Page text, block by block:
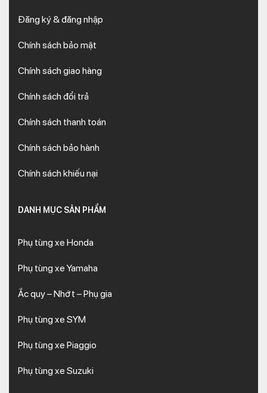
Đăng ký & đăng nhập
Chính sách bảo mật
Chính sách giao hàng
Chính sách đổi trả
Chính sách thanh toán
Chính sách bảo hành
Chính sách khiếu nại
DANH MỤC SẢN PHẨM
Phụ tùng xe Honda
Phụ tùng xe Yamaha
Ắc quy – Nhớt – Phụ gia
Phụ tùng xe SYM
Phụ tùng xe Piaggio
Phụ tùng xe Suzuki